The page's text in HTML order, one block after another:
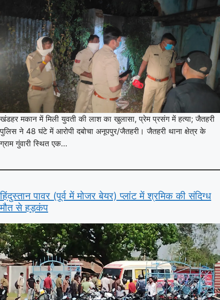
खंडहर मकान में मिली युवती की लाश का खुलासा, प्रेम प्रसंग में हत्या; जैतहरी
पुलिस ने 48 घंटे में आरोपी दबोचा अनूपपुर/जैतहरी। जैतहरी थाना क्षेत्र के
ग्राम गुंवारी स्थित एक…
हिंदुस्तान पावर (पूर्व में मोजर बेयर) प्लांट में श्रमिक की संदिग्ध
मौत से हड़कंप